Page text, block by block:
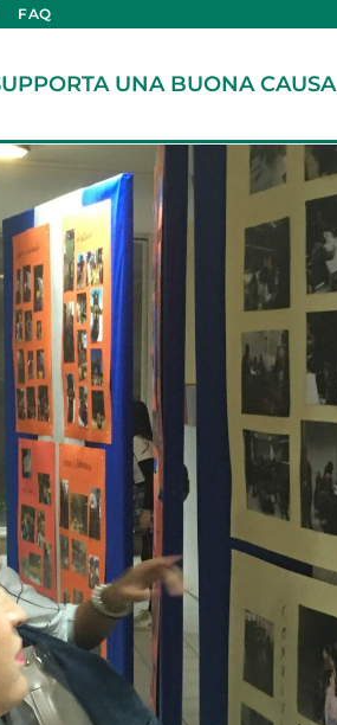
FAQ
UNA BUONA CAUSA